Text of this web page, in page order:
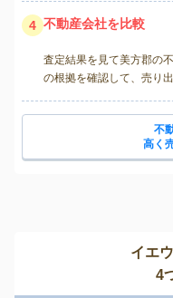
4 不動産会社を比較
査定結果を見て美方郡の
の根拠を確認して、売り
不
高く
イエ
4